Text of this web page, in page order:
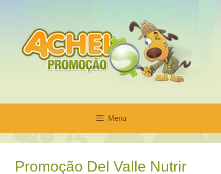
conteúdo
Menu
Promoção Del Valle Nutrir